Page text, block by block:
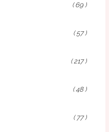
( 69 )
( 57 )
( 217 )
( 48 )
( 77 )